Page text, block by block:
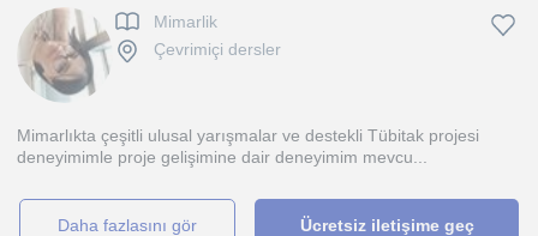
Mimarlik
Çevrimiçi dersler
Mimarlıkta çeşitli ulusal yarışmalar ve destekli Tübitak projesi
deneyimimle proje gelişimine dair deneyimim mevcu...
daha fazlasını gör Ücretsiz iletişime geç